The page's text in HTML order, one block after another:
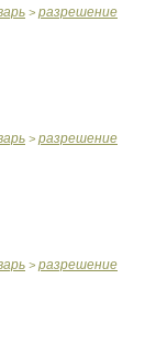
> разрешение
> разрешение
> разрешение